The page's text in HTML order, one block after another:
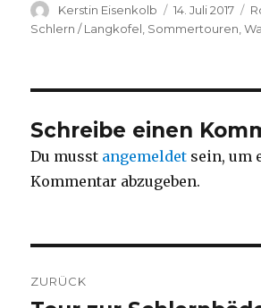
Autor
Kerstin Eisenkolb
Veröffentlicht
am
14. Juli 2017
Schlern / Langkofel Sommertouren ,
Schreibe einen
Du musst angemeldet sein, um
Kommentar abzugeben.
ZURÜCK